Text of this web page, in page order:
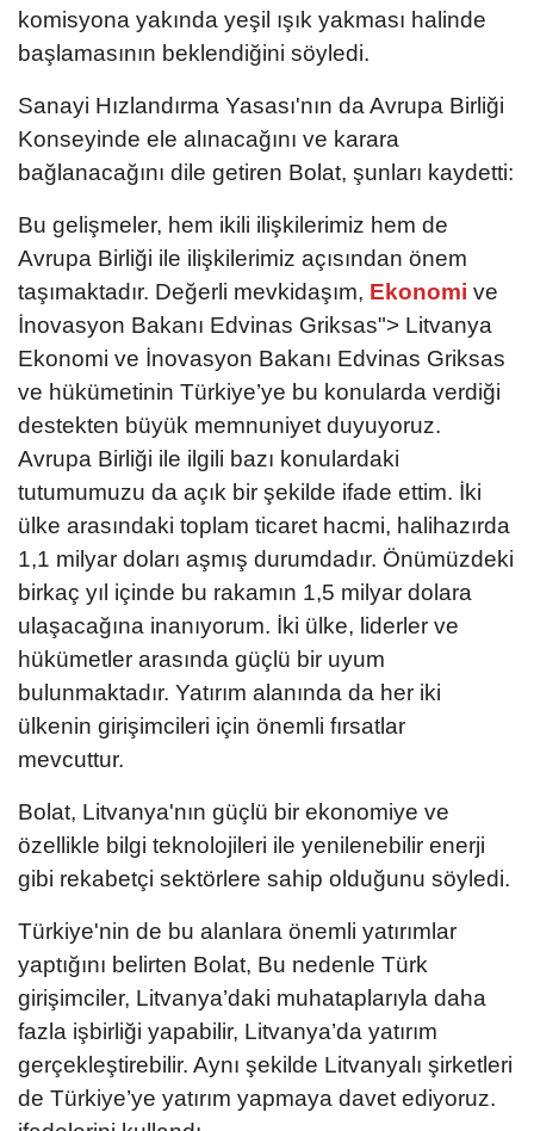
komisyona yakında yeşil ışık yakması halinde
başlamasının beklendiğini söyledi.
Sanayi Hızlandırma Yasası'nın da Avrupa Birliği
Konseyinde ele alınacağını ve karara
bağlanacağını dile getiren Bolat, şunları kaydetti:
Bu gelişmeler, hem ikili ilişkilerimiz hem de
Avrupa Birliği ile ilişkilerimiz açısından önem
taşımaktadır. Değerli mevkidaşım, Ekonomi ve
İnovasyon Bakanı Edvinas Griksas"> Litvanya
Ekonomi ve İnovasyon Bakanı Edvinas Griksas
ve hükümetinin Türkiye’ye bu konularda verdiği
destekten büyük memnuniyet duyuyoruz.
Avrupa Birliği ile ilgili bazı konulardaki
tutumumuzu da açık bir şekilde ifade ettim. İki
ülke arasındaki toplam ticaret hacmi, halihazırda
1,1 milyar doları aşmış durumdadır. Önümüzdeki
birkaç yıl içinde bu rakamın 1,5 milyar dolara
ulaşacağına inanıyorum. İki ülke, liderler ve
hükümetler arasında güçlü bir uyum
bulunmaktadır. Yatırım alanında da her iki
ülkenin girişimcileri için önemli fırsatlar
mevcuttur.
Bolat, Litvanya'nın güçlü bir ekonomiye ve
özellikle bilgi teknolojileri ile yenilenebilir enerji
gibi rekabetçi sektörlere sahip olduğunu söyledi.
Türkiye'nin de bu alanlara önemli yatırımlar
yaptığını belirten Bolat, Bu nedenle Türk
girişimciler, Litvanya’daki muhataplarıyla daha
fazla işbirliği yapabilir, Litvanya’da yatırım
gerçekleştirebilir. Aynı şekilde Litvanyalı şirketleri
de Türkiye’ye yatırım yapmaya davet ediyoruz.